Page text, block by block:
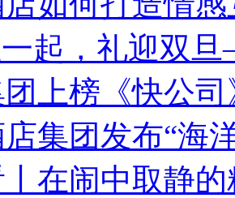
一起，礼迎双
上榜《快公司
集团发布“海
在闹中取静的